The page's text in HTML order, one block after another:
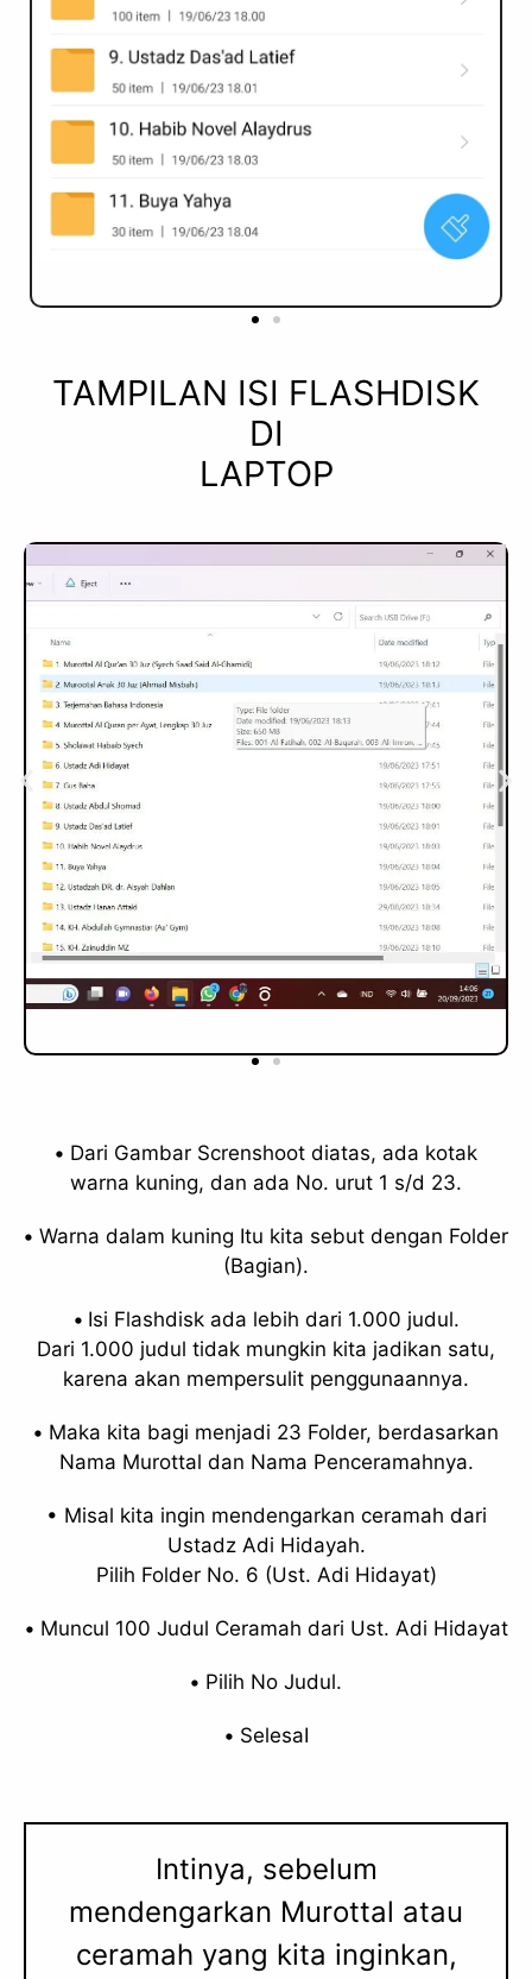
TAMPILAN ISI FLASHDISK
DI
LAPTOP
• Dari Gambar Screnshoot diatas, ada kotak
warna kuning, dan ada No. urut 1 s/d 23.
• Warna dalam kuning Itu kita sebut dengan Folder
(Bagian).
• Isi Flashdisk ada lebih dari 1.000 judul.
Dari 1.000 judul tidak mungkin kita jadikan satu,
karena akan mempersulit penggunaannya.
• Maka kita bagi menjadi 23 Folder, berdasarkan
Nama Murottal dan Nama Penceramahnya.
• Misal kita ingin mendengarkan ceramah dari
Ustadz Adi Hidayah.
Pilih Folder No. 6 (Ust. Adi Hidayat)
• Muncul 100 Judul Ceramah dari Ust. Adi Hidayat
• Pilih No Judul.
• SelesaI
Intinya, sebelum
mendengarkan Murottal atau
ceramah yang kita inginkan,